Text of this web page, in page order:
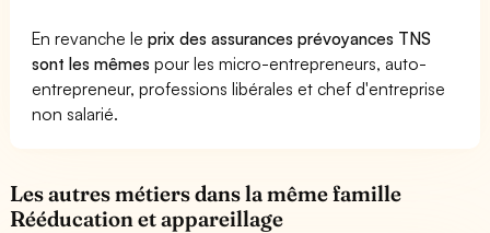
En revanche leprix des assurances prévoyances TNS
sont les mêmes pour les micro-entrepreneurs, auto-
entrepreneur, professions libérales et chef d'entreprise
non salarié.
Les autres métiers dans la même famille
Rééducation et appareillage